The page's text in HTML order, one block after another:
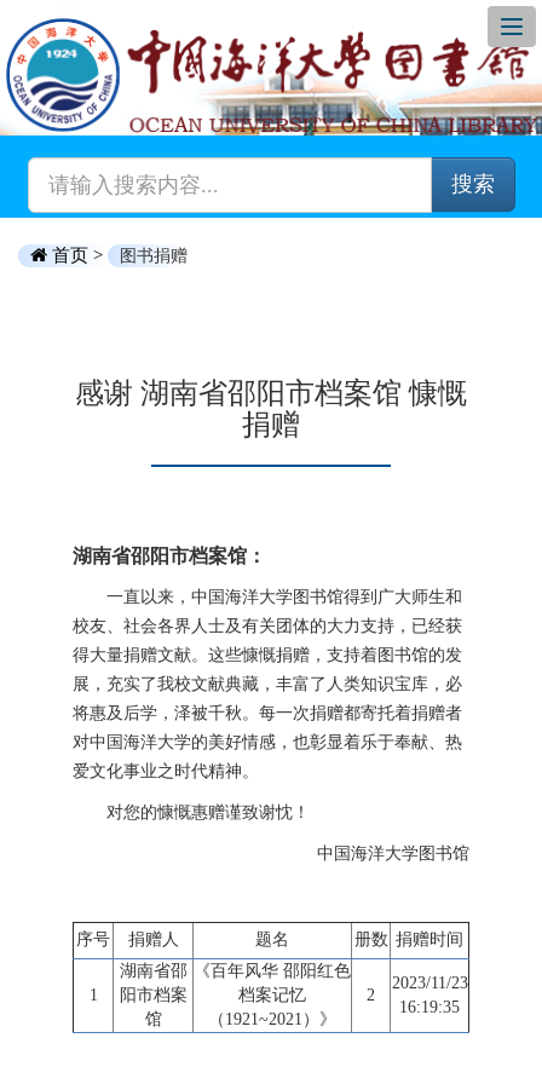
搜索
首页 > 图书捐赠
感谢 湖南省邵阳市档案馆 慷慨
捐赠
湖南省邵阳市档案馆：
一直以来，中国海洋大学图书馆得到广大师生和
校友、社会各界人士及有关团体的大力支持，已经获
得大量捐赠文献。这些慷慨捐赠，支持着图书馆的发
展，充实了我校文献典藏，丰富了人类知识宝库，必
将惠及后学，泽被千秋。每一次捐赠都寄托着捐赠者
对中国海洋大学的美好情感，也彰显着乐于奉献、热
爱文化事业之时代精神。
对您的慷慨惠赠谨致谢忱！
中国海洋大学图书馆
序号 捐赠人 题名 册数 捐赠时间
1
湖南省邵
阳市档案
馆
《百年风华 邵阳红色
档案记忆
（1921~2021）》
2
2023/11/23
16:19:35